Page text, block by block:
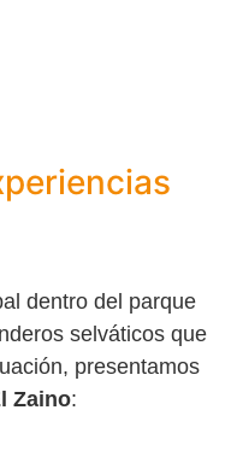
dentro del parque
selváticos que
presentamos
Zaino: